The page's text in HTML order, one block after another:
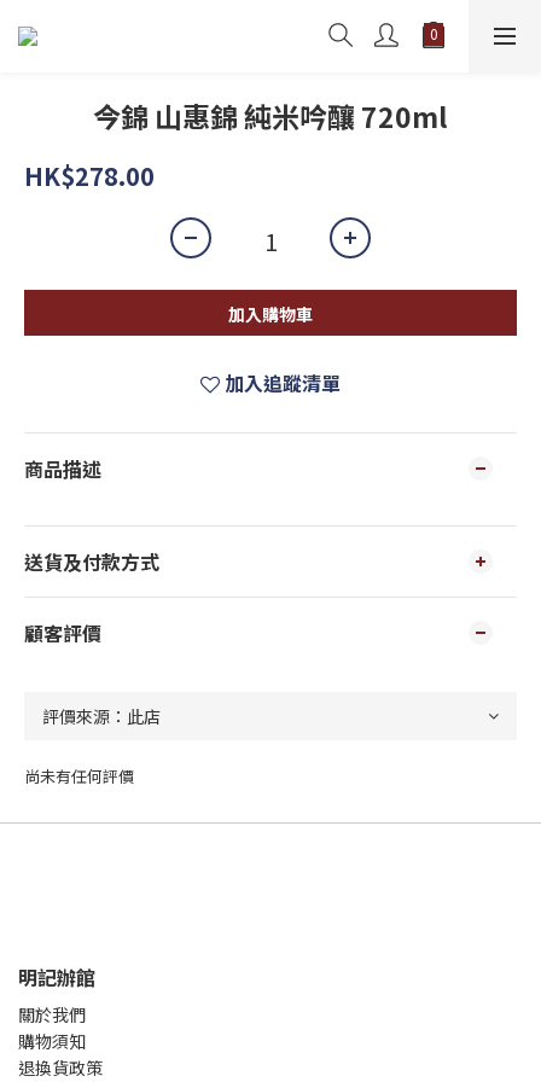
今錦 山惠錦 純米吟釀 720ml
HK$278.00
加入購物車
加入追蹤清單
商品描述
送貨及付款方式
顧客評價
尚未有任何評價
明記辦館
關於我們
購物須知
退換貨政策